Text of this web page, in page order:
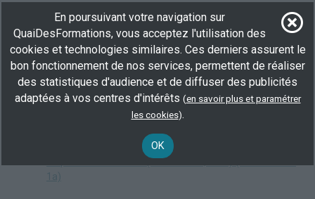
formation ponts roulants et portiques à commande
en cabine (caces r 484-2)
formation procédures de nettoyage et de désinfection
formation règles et consignes de sécurité
formation techniques de réglage de lignes de
conditionnement
formation transpalettes à conducteur porté et
formation transpalettes et préparateurs sans élévation
du poste de conduite (h < ou = à 1,20 m) (caces r 489-
1a)
En poursuivant votre navigation sur
QuaiDesFormations, vous acceptez l'utilisation des
cookies et technologies similaires. Ces derniers assurent le
bon fonctionnement de nos services, permettent de réaliser
des statistiques d'audience et de diffuser des publicités
adaptées à vos centres d'intérêts (en savoir plus et paramétrer
les cookies).
OK